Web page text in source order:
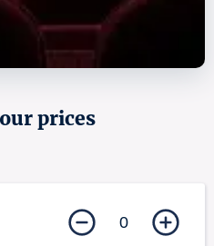
prices
0